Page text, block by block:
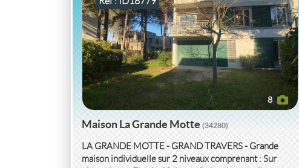
8
Maison La Grande Motte(34280)
LA GRANDE MOTTE - GRAND TRAVERS - Grande
maison individuelle sur 2 niveaux comprenant : Sur